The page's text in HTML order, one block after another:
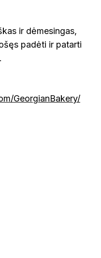
ir dėmesingas,
padėti ir patarti
GeorgianBakery/